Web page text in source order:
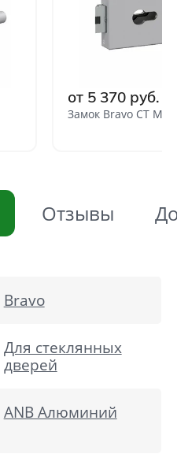
от 5 370 руб.
Замок Bravo СТ MP-
Отзывы
Bravo
Для стеклянных
дверей
ANB Алюминий